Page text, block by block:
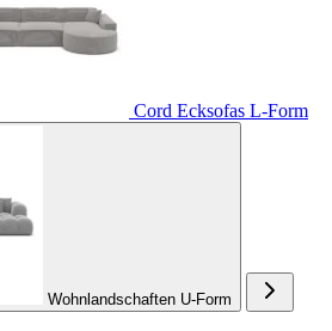
Cord Ecksofas L-Form
Wohnlandschaften U-Form